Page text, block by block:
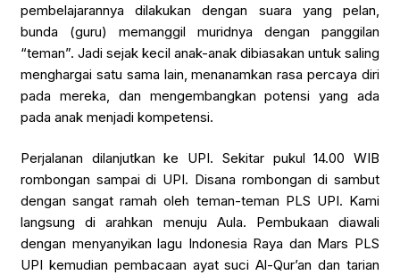
pembelajarannya dilakukan dengan suara yang pelan,
bunda (guru) memanggil muridnya dengan panggilan
“teman”. Jadi sejak kecil anak-anak dibiasakan untuk saling
menghargai satu sama lain, menanamkan rasa percaya diri
pada mereka, dan mengembangkan potensi yang ada
pada anak menjadi kompetensi.
Perjalanan dilanjutkan ke UPI. Sekitar pukul 14.00 WIB
rombongan sampai di UPI. Disana rombongan di sambut
dengan sangat ramah oleh teman-teman PLS UPI. Kami
langsung di arahkan menuju Aula. Pembukaan diawali
dengan menyanyikan lagu Indonesia Raya dan Mars PLS
UPI kemudian pembacaan ayat suci Al-Qur’an dan tarian